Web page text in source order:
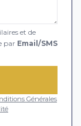
et de
par Email/SMS
Générales